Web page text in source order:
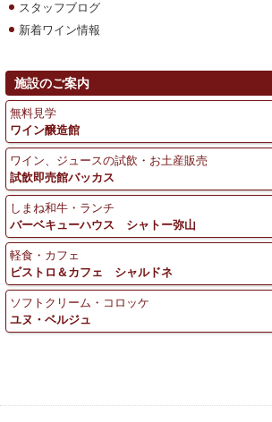
スタッフブログ
新着ワイン情報
施設のご案内
無料見学
ワイン醸造館
ワイン、ジュースの試飲・お土産販売
試飲即売館バッカス
しまね和牛・ランチ
バーベキューハウス シャトー弥山
軽食・カフェ
ビストロ＆カフェ シャルドネ
ソフトクリーム・コロッケ
ユヌ・ベルジュ